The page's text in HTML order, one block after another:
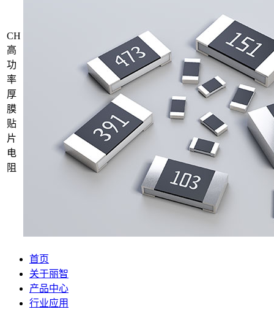
CH
高
功
率
厚
膜
贴
片
电
阻
首页
关于丽智
产品中心
行业应用